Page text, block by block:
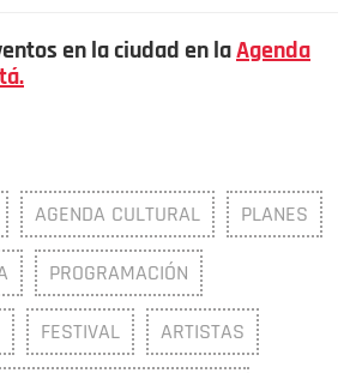
en la ciudad en laAgenda
AGENDA CULTURAL PLANES
PROGRAMACIÓN
FESTIVAL ARTISTAS